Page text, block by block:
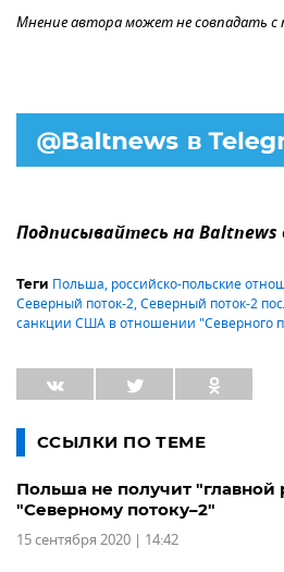
Мнение автора может не совпадать с
Подписывайтесь на
Теги Польша, российско-польские
Северный поток-2,Северный поток-2
санкции США в отношении "Северного
ССЫЛКИ ПО ТЕМЕ
Польша не получит
"Северному потоку–2"
15 сентября 2020 | 14:42